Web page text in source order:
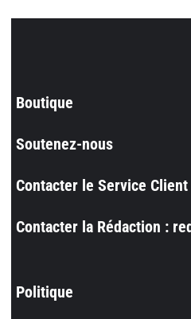
Boutique
Soutenez-nous
Contacter le Service Client
Contacter la Rédaction :
Politique